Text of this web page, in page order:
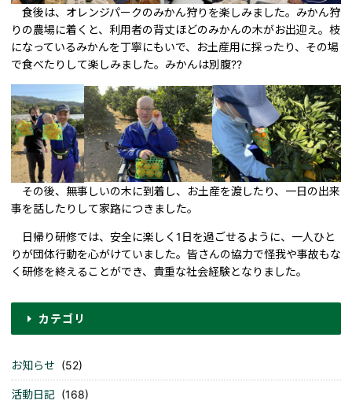
カテゴリ
お知らせ (52)
活動日記 (168)
食後は、オレンジパークのみかん狩りを楽しみました。みかん狩
りの農場に着くと、利用者の背丈ほどのみかんの木がお出迎え。枝
になっているみかんを丁寧にもいで、お土産用に採ったり、その場
で食べたりして楽しみました。みかんは別腹??
その後、無事しいの木に到着し、お土産を渡したり、一日の出来
事を話したりして家路につきました。
日帰り研修では、安全に楽しく1日を過ごせるように、一人ひと
りが団体行動を心がけていました。皆さんの協力で怪我や事故もな
く研修を終えることができ、貴重な社会経験となりました。